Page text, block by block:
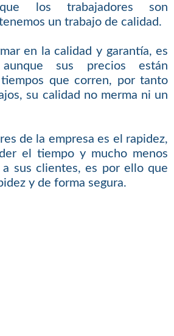
los trabajadores son
un trabajo de calidad.
en la calidad y garantía, es
sus precios están
que corren, por tanto
su calidad no merma ni un
de la empresa es el rapidez,
el tiempo y mucho menos
a sus clientes, es por ello que
y de forma segura.